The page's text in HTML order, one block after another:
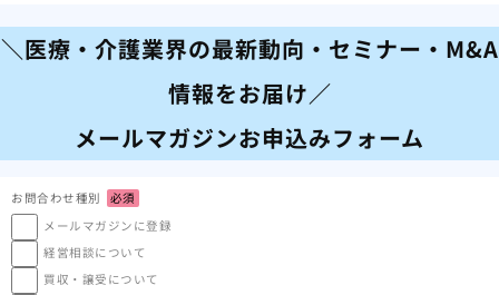
＼医療・介護業界の最新動向・セミナー・M&A
情報をお届け／
メールマガジンお申込みフォーム
お問合わせ種別
必須
メールマガジンに登録
経営相談について
買収・譲受について